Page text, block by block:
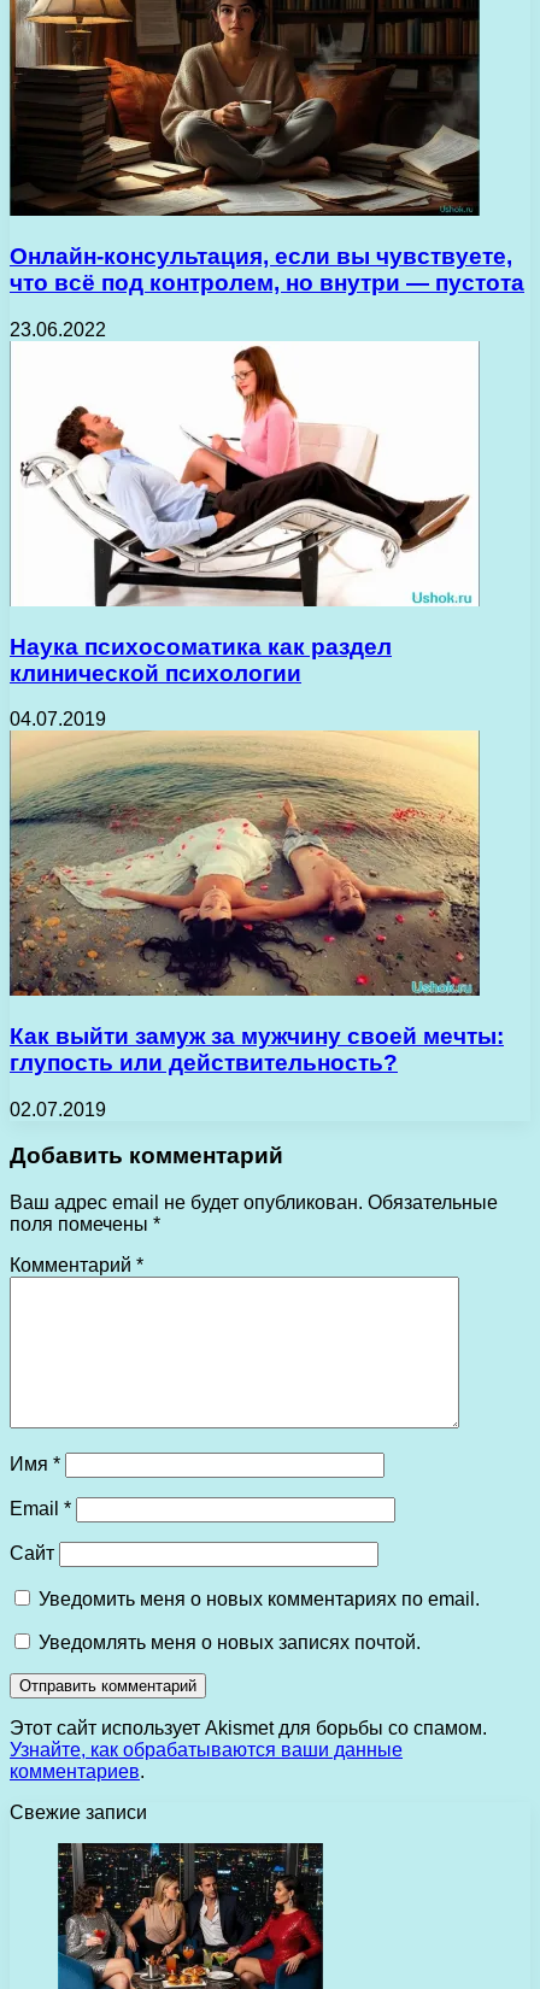
Онлайн-консультация, если вы чувствуете,
что всё под контролем, но внутри — пустота
23.06.2022
Наука психосоматика как раздел
клинической психологии
04.07.2019
Как выйти замуж за мужчину своей мечты:
глупость или действительность?
02.07.2019
Добавить комментарий
Ваш адрес email не будет опубликован. Обязательные
поля помечены *
Комментарий *
Имя *
Email *
Сайт
Уведомить меня о новых комментариях по email.
Уведомлять меня о новых записях почтой.
Этот сайт использует Akismet для борьбы со спамом.
Узнайте, как обрабатываются ваши данные
комментариев.
Свежие записи